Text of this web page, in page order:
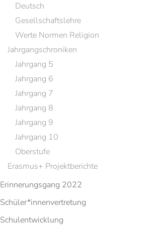
Deutsch
Gesellschaftslehre
Werte Normen Religion
Jahrgangschroniken
Jahrgang 5
Jahrgang 6
Jahrgang 7
Jahrgang 8
Jahrgang 9
Jahrgang 10
Oberstufe
Erasmus+ Projektberichte
Erinnerungsgang 2022
Schüler*innenvertretung
Schulentwicklung